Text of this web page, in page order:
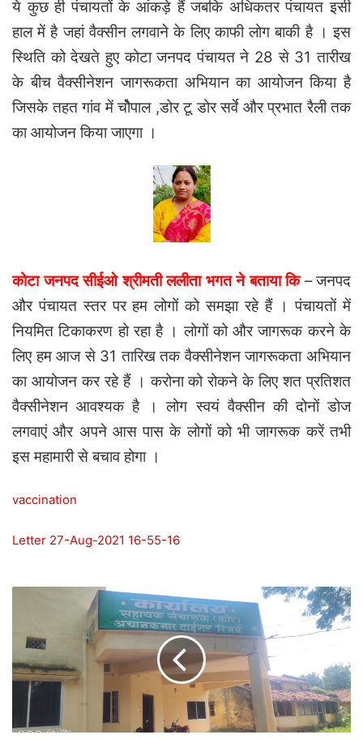
ये कुछ ही पंचायतों के आंकड़े हैं जबकि अधिकतर पंचायत इसी
हाल में है जहां वैक्सीन लगवाने के लिए काफी लोग बाकी है । इस
स्थिति को देखते हुए कोटा जनपद पंचायत ने 28 से 31 तारीख
के बीच वैक्सीनेशन जागरूकता अभियान का आयोजन किया है
जिसके तहत गांव में चौेपाल ,डोर टू डोर सर्वे और प्रभात रैली तक
का आयोजन किया जाएगा ।
कोटा जनपद सीईओ श्रीमती ललीता भगत ने बताया कि– जनपद
और पंचायत स्तर पर हम लोगों को समझा रहे हैं । पंचायतों में
नियमित टिकाकरण हो रहा है । लोगों को और जागरूक करने के
लिए हम आज से 31 तारिख तक वैक्सीनेशन जागरूकता अभियान
का आयोजन कर रहे हैं । करोना को रोकने के लिए शत प्रतिशत
वैक्सीनेशन आवश्यक है । लोग स्वयं वैक्सीन की दोनों डोज
लगवाएं और अपने आस पास के लोगों को भी जागरूक करें तभी
इस महामारी से बचाव होगा ।
vaccination
Letter 27-Aug-2021 16-55-16
बैठकर
पूरे
एटीआर
चला